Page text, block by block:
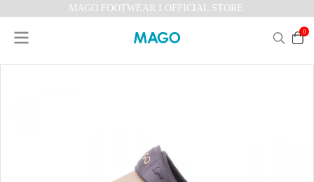
MAGO FOOTWEAR I OFFICIAL STORE
0